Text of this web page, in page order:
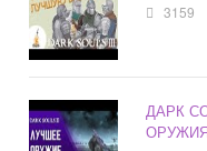
3159
ДАРК